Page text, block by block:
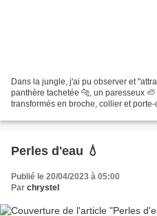
Dans la jungle, j'ai pu observer et
panthère tachetée 🐆, un paresseux
transformés en broche, collier et
Perles d'eau 💧
Publié le 20/04/2023 à 05:00
Par chrystel